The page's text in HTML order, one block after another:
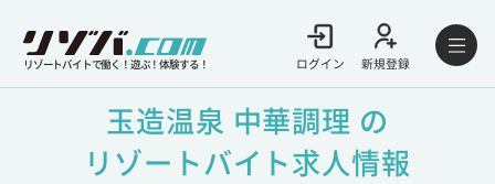
リゾートバイトで働く！遊ぶ！体験する！ ログイン 新規登録
玉造温泉 中華調理 の
リゾートバイト求人情報